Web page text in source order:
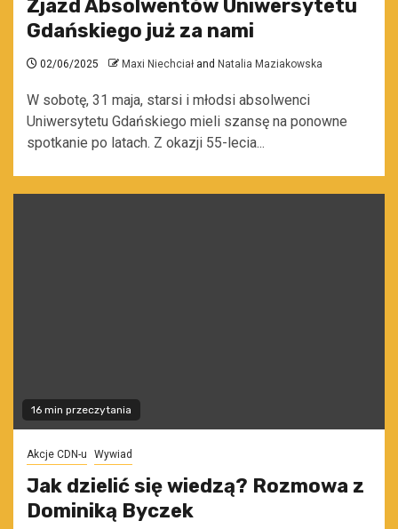
Zjazd Absolwentów Uniwersytetu
Gdańskiego już za nami
02/06/2025 Maxi Niechciał and Natalia Maziakowska
W sobotę, 31 maja, starsi i młodsi absolwenci
Uniwersytetu Gdańskiego mieli szansę na ponowne
spotkanie po latach. Z okazji 55-lecia...
16 min przeczytania
Akcje CDN-u Wywiad
Jak dzielić się wiedzą? Rozmowa z
Dominiką Byczek